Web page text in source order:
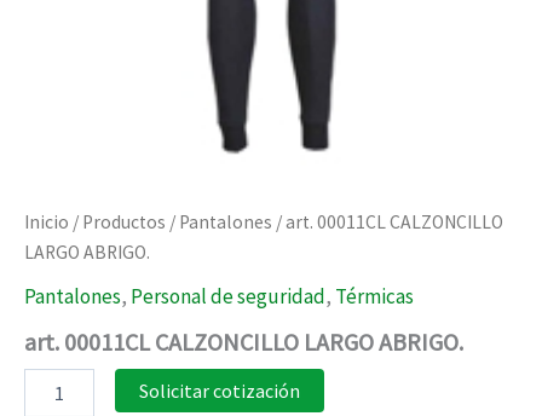
Inicio / Productos / Pantalones / art. 00011CL CALZONCILLO
LARGO ABRIGO.
Pantalones, Personal de seguridad, Térmicas
art. 00011CL CALZONCILLO LARGO ABRIGO.
00011CL
Solicitar cotización